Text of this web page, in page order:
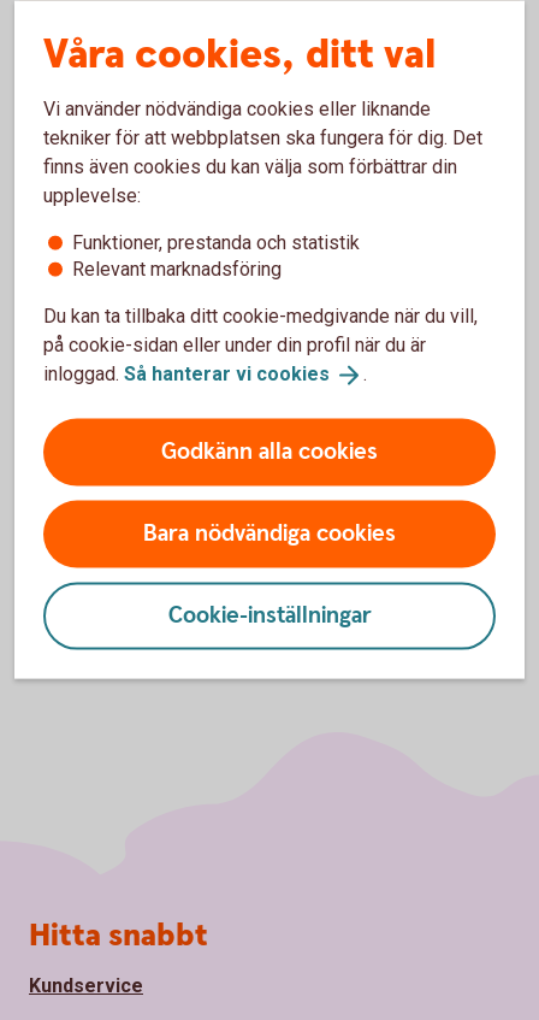
samhället kan en stiftelse vara ett verktyg. Som
stiftelsekund hos oss får ni hjälp av våra rådgivare
och specialister, i stiftelsens alla faser.
Stiftelser
Vi stöttar dig som ägare
Vi hjälper dig att bygga värde – hos oss har du ett
och rätt specialister som ser till helheten i din
Tjänster för
Våra cookies, ditt val
Vi använder nödvändiga cookies eller liknande
tekniker för att webbplatsen ska fungera för dig. Det
finns även cookies du kan välja som förbättrar din
upplevelse:
Funktioner, prestanda och statistik
Relevant marknadsföring
Du kan ta tillbaka ditt cookie-medgivande när du vill,
på cookie-sidan eller under din profil när du är
inloggad. Så hanterar vi cookies .
Godkänn alla cookies
Bara nödvändiga cookies
Cookie-inställningar
Sidfot
Hitta snabbt
Kundservice